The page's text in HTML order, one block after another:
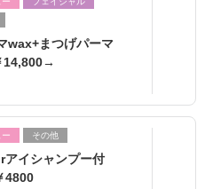
wax+まつげパーマ
14,800→
その他
アイシャンプー付
4800